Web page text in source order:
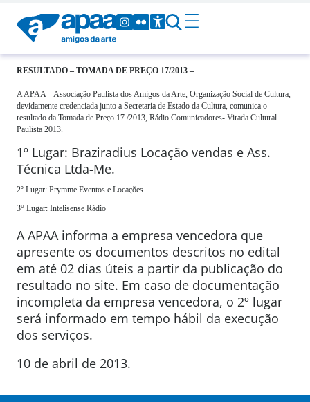
RESULTADO – TOMADA DE PREÇO 17/2013 –
A APAA – Associação Paulista dos Amigos da Arte, Organização Social de Cultura,
devidamente credenciada junto a Secretaria de Estado da Cultura, comunica o
resultado da Tomada de Preço 17 /2013, Rádio Comunicadores- Virada Cultural
Paulista 2013.
1º Lugar: Braziradius Locação vendas e Ass.
Técnica Ltda-Me.
2º Lugar: Prymme Eventos e Locações
3° Lugar: Intelisense Rádio
A APAA informa a empresa vencedora que
apresente os documentos descritos no edital
em até 02 dias úteis a partir da publicação do
resultado no site. Em caso de documentação
incompleta da empresa vencedora, o 2º lugar
será informado em tempo hábil da execução
dos serviços.
10 de abril de 2013.